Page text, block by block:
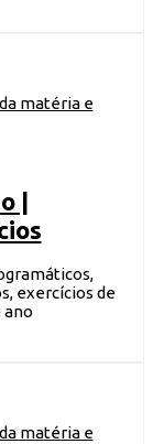
matéria e
|
exercícios de
ano
matéria e